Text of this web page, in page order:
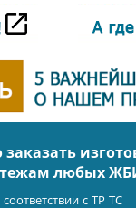
любых
соответствии с ТР ТС